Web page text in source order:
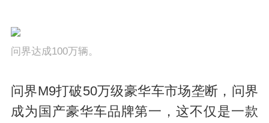
问界达成100万辆。
问界M9打破50万级豪华车市场垄断，问界
成为国产豪华车品牌第一，这不仅是一款